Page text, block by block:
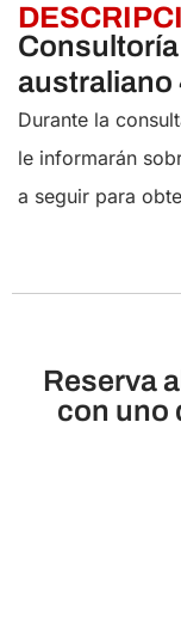
australiano
Durante la
le informarán
a seguir para
Reserva
con uno